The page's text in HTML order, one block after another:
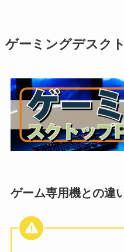
ゲーミングデスク
ゲーム専用機との違